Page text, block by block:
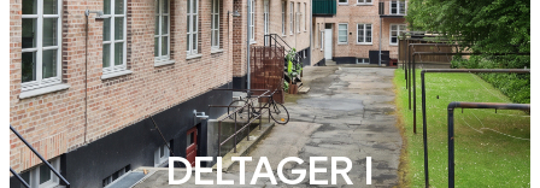
DELTAGER I